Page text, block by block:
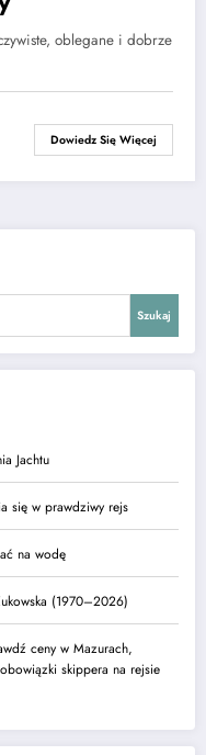
oblegane i dobrze
Dowiedz Się Więcej
Szukaj
Jachtu
się w prawdziwy rejs
na wodę
(1970–2026)
ceny w Mazurach,
skippera na rejsie